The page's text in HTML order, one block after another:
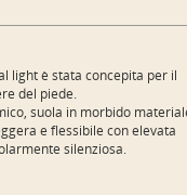
light è stata concepita per il
del piede.
suola in morbido
e flessibile con elevata
silenziosa.